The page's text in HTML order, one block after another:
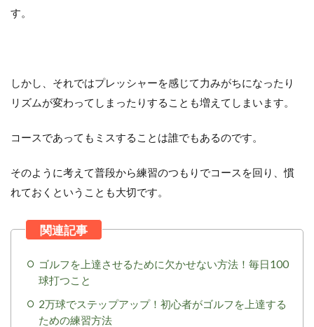
す。
しかし、それではプレッシャーを感じて力みがちになったり
リズムが変わってしまったりすることも増えてしまいます。
コースであってもミスすることは誰でもあるのです。
そのように考えて普段から練習のつもりでコースを回り、慣
れておくということも大切です。
ゴルフを上達させるために欠かせない方法！毎日100
球打つこと
2万球でステップアップ！初心者がゴルフを上達する
ための練習方法